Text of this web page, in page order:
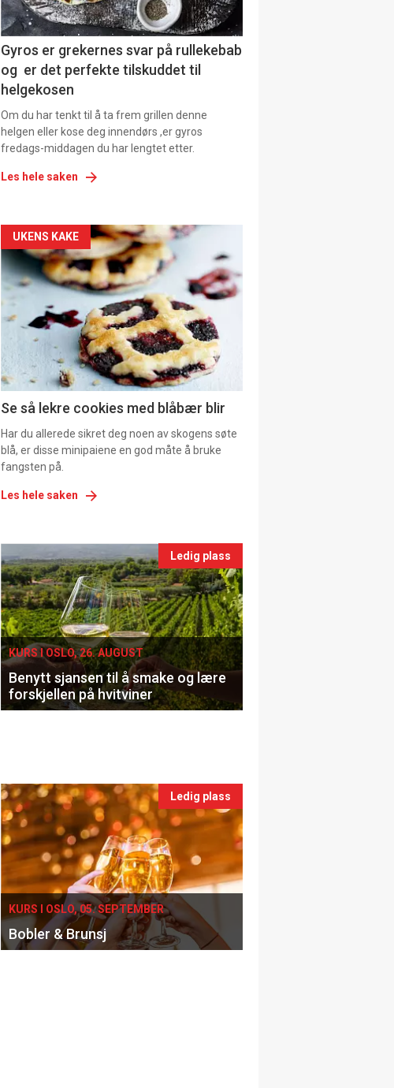
11
Dagens
rett
2
Gyros er grekernes svar på rullekebab
og er det perfekte tilskuddet til
helgekosen
Om du har tenkt til å ta frem grillen denne
helgen eller kose deg innendørs ,er gyros
fredags-middagen du har lengtet etter.
Les hele saken
Artikler
detail
-
section
11
Ukens
vin
UKENS KAKE
Se så lekre cookies med blåbær blir
Har du allerede sikret deg noen av skogens søte
blå, er disse minipaiene en god måte å bruke
fangsten på.
Les hele saken
Events
single
Ledig plass
KURS I OSLO, 26. AUGUST
Benytt sjansen til å smake og lære
forskjellen på hvitviner
Ledig plass
KURS I OSLO, 05. SEPTEMBER
Bobler & Brunsj